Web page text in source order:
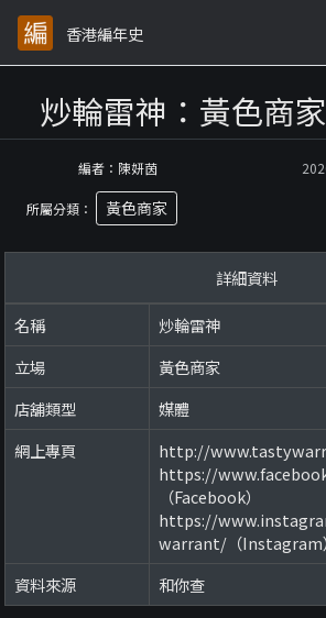
香港編年史
炒輪雷神：黃色商家
編者：陳妍茵
所屬分類： 黃色商家
詳細資料
名稱
炒輪雷神
立場
黃色商家
店舖類型
媒體
網上專頁
http://
https://
（Facebook）
https://
warrant/（Instagram）
資料來源
和你查